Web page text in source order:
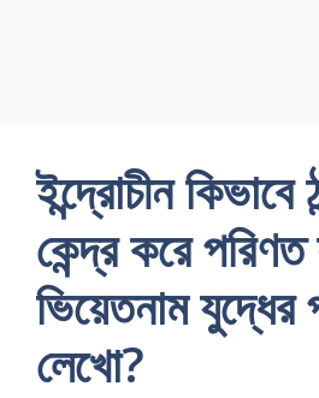
ইন্দ্রোচীন কিভাবে
কেন্দ্র করে
ভিয়েতনাম যুদ্ধের
লেখো?